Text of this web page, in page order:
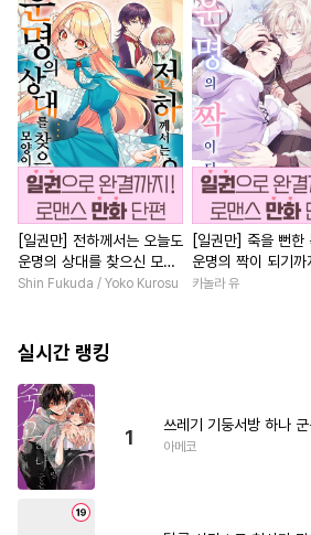
[일권만] 전하께서는 오늘도
운명의 상대를 찾으신 모양
이네요 (웃음) [단행본]
Shin Fukuda / Yoko Kurosu
[일권만] 죽을 뻔한
운명의 짝이 되기까
본]
카놀라 유
실시간 랭킹
1
쓰레기 기둥서방 하나
아메코